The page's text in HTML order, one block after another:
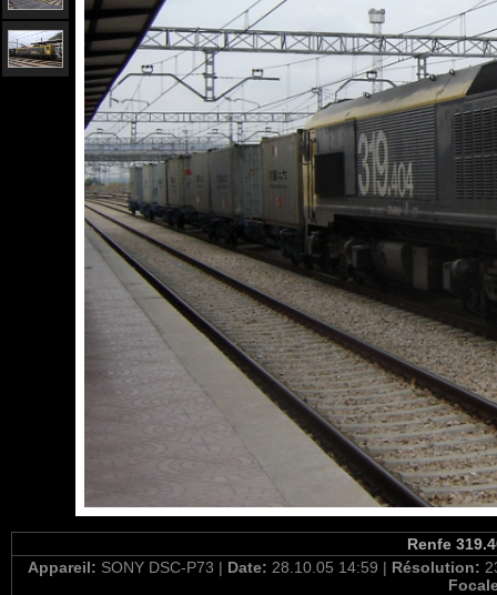
Renfe
Appareil: SONY DSC-P73 | Date: 28.10.05 14:59 | Résolution: